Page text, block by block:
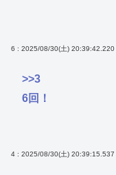
6 : 2025/08/30(土) 20:39:42.220
>>3
6回！
4 : 2025/08/30(土) 20:39:15.537